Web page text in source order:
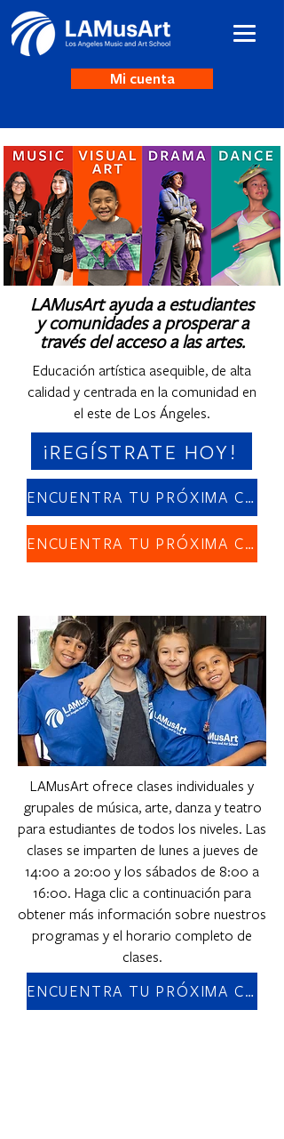
Mi cuenta
LAMusArt ayuda a estudiantes
y comunidades a prosperar a
través del acceso a las artes.
Educación artística asequible, de alta
calidad y centrada en la comunidad en
el este de Los Ángeles.
¡REGÍSTRATE HOY!
ENCUENTRA TU PRÓXIMA CLASE
ENCUENTRA TU PRÓXIMA CLASE
LAMusArt ofrece clases individuales y
grupales de música, arte, danza y teatro
para estudiantes de todos los niveles. Las
clases se imparten de lunes a jueves de
14:00 a 20:00 y los sábados de 8:00 a
16:00. Haga clic a continuación para
obtener más información sobre nuestros
programas y el horario completo de
clases.
ENCUENTRA TU PRÓXIMA CLASE